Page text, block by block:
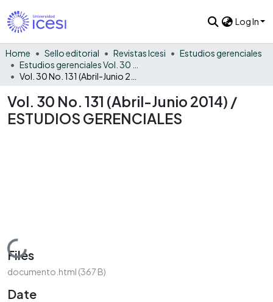
Log In
Home Sello editorial Revistas Icesi
Estudios gerenciales
Vol. 30 No. 131 (Abril-Junio 2014) /
ESTUDIOS GERENCIALES
Loading...
Files
documento.html (367 B)
Date